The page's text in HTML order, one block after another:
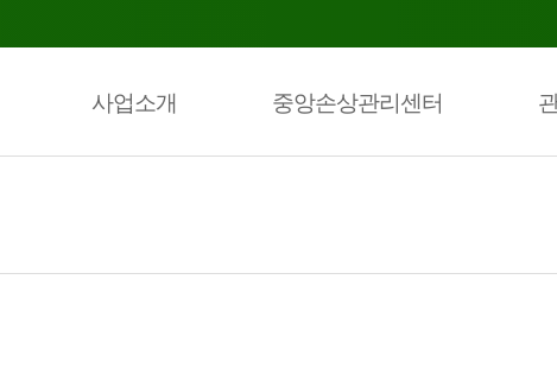
사업소개 중앙손상관리센터